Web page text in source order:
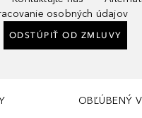
osobných údajov
ODSTÚPIŤ OD ZMLUVY
OBĽÚBENÝ